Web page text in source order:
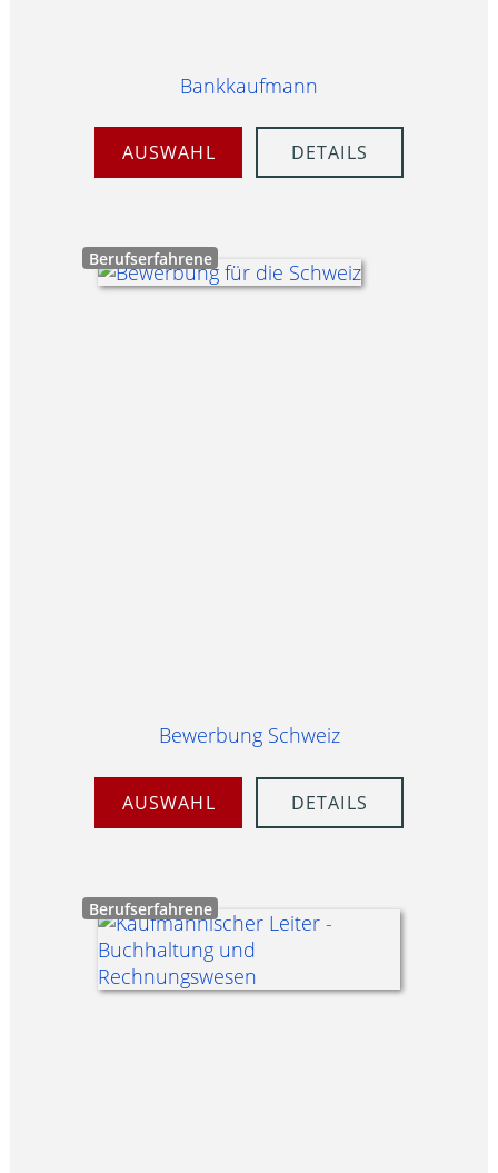
Bankkaufmann
AUSWAHL DETAILS
Berufserfahrene
Bewerbung Schweiz
AUSWAHL DETAILS
Berufserfahrene